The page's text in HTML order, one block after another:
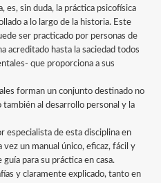
es, sin duda, la práctica psicofísica
a lo largo de la historia. Este
ser practicado por personas de
acreditado hasta la saciedad todos
que proporciona a sus
forman un conjunto destinado no
al desarrollo personal y la
especialista de esta disciplina en
vez un manual único, eficaz, fácil y
para su práctica en casa.
y claramente explicado, tanto en